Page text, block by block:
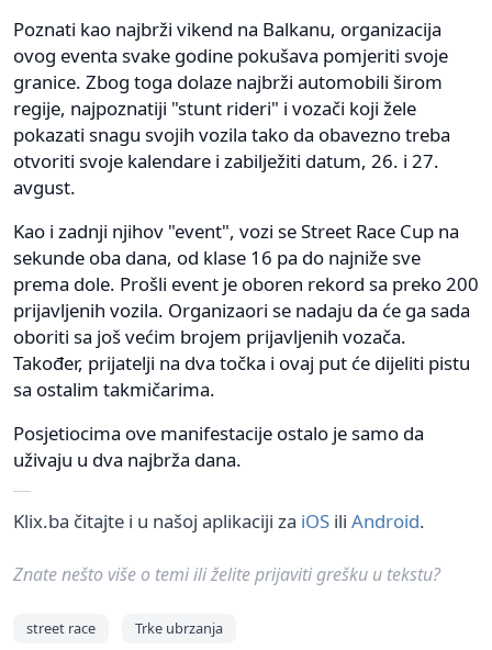
Poznati kao najbrži vikend na Balkanu, organizacija
ovog eventa svake godine pokušava pomjeriti svoje
granice. Zbog toga dolaze najbrži automobili širom
regije, najpoznatiji "stunt rideri" i vozači koji žele
pokazati snagu svojih vozila tako da obavezno treba
otvoriti svoje kalendare i zabilježiti datum, 26. i 27.
avgust.
Kao i zadnji njihov "event", vozi se Street Race Cup na
sekunde oba dana, od klase 16 pa do najniže sve
prema dole. Prošli event je oboren rekord sa preko 200
prijavljenih vozila. Organizaori se nadaju da će ga sada
oboriti sa još većim brojem prijavljenih vozača.
Također, prijatelji na dva točka i ovaj put će dijeliti pistu
sa ostalim takmičarima.
Posjetiocima ove manifestacije ostalo je samo da
uživaju u dva najbrža dana.
Klix.ba čitajte i u našoj aplikaciji za iOS ili Android.
Znate nešto više o temi ili želite prijaviti grešku u tekstu?
street race Trke ubrzanja